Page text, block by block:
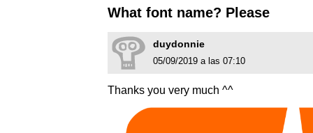
What font name? Please
duydonnie
05/09/2019 a las 07:10
Thanks you very much ^^